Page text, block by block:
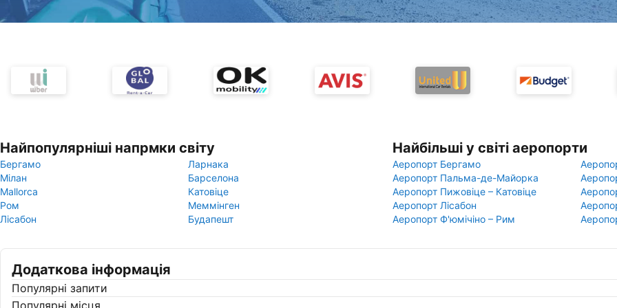
Найпопулярніші напрмки світу
Бергамо
Ларнака
Мілан
Барселона
Mallorca
Катовіце
Ром
Меммінген
Лісабон
Будапешт
Найбільші у світі аеропорти
Аеропорт Бергамо
Аеропорт Пальма-де-Майорка
Аеропорт Пижовіце – Катовіце
Аеропорт Лісабон
Аеропорт Ф'юмічіно – Рим
Додаткова інформація
Популярні запити
Популярні місця